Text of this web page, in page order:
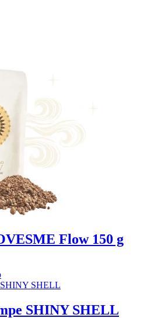
Flow 150 g
SHINY SHELL